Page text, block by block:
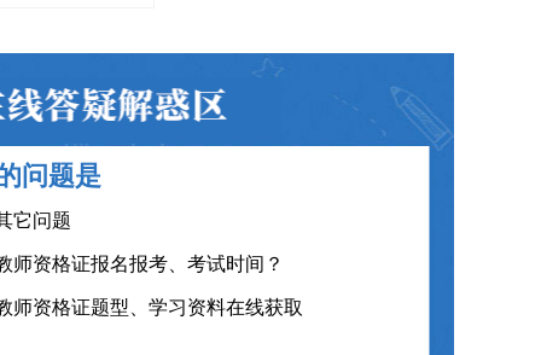
问题是
师资格证在职备考建议？
师资格证各班型及费用？
它问题
师资格证报名报考、考试时间？
师资格证题型、学习资料在线获取